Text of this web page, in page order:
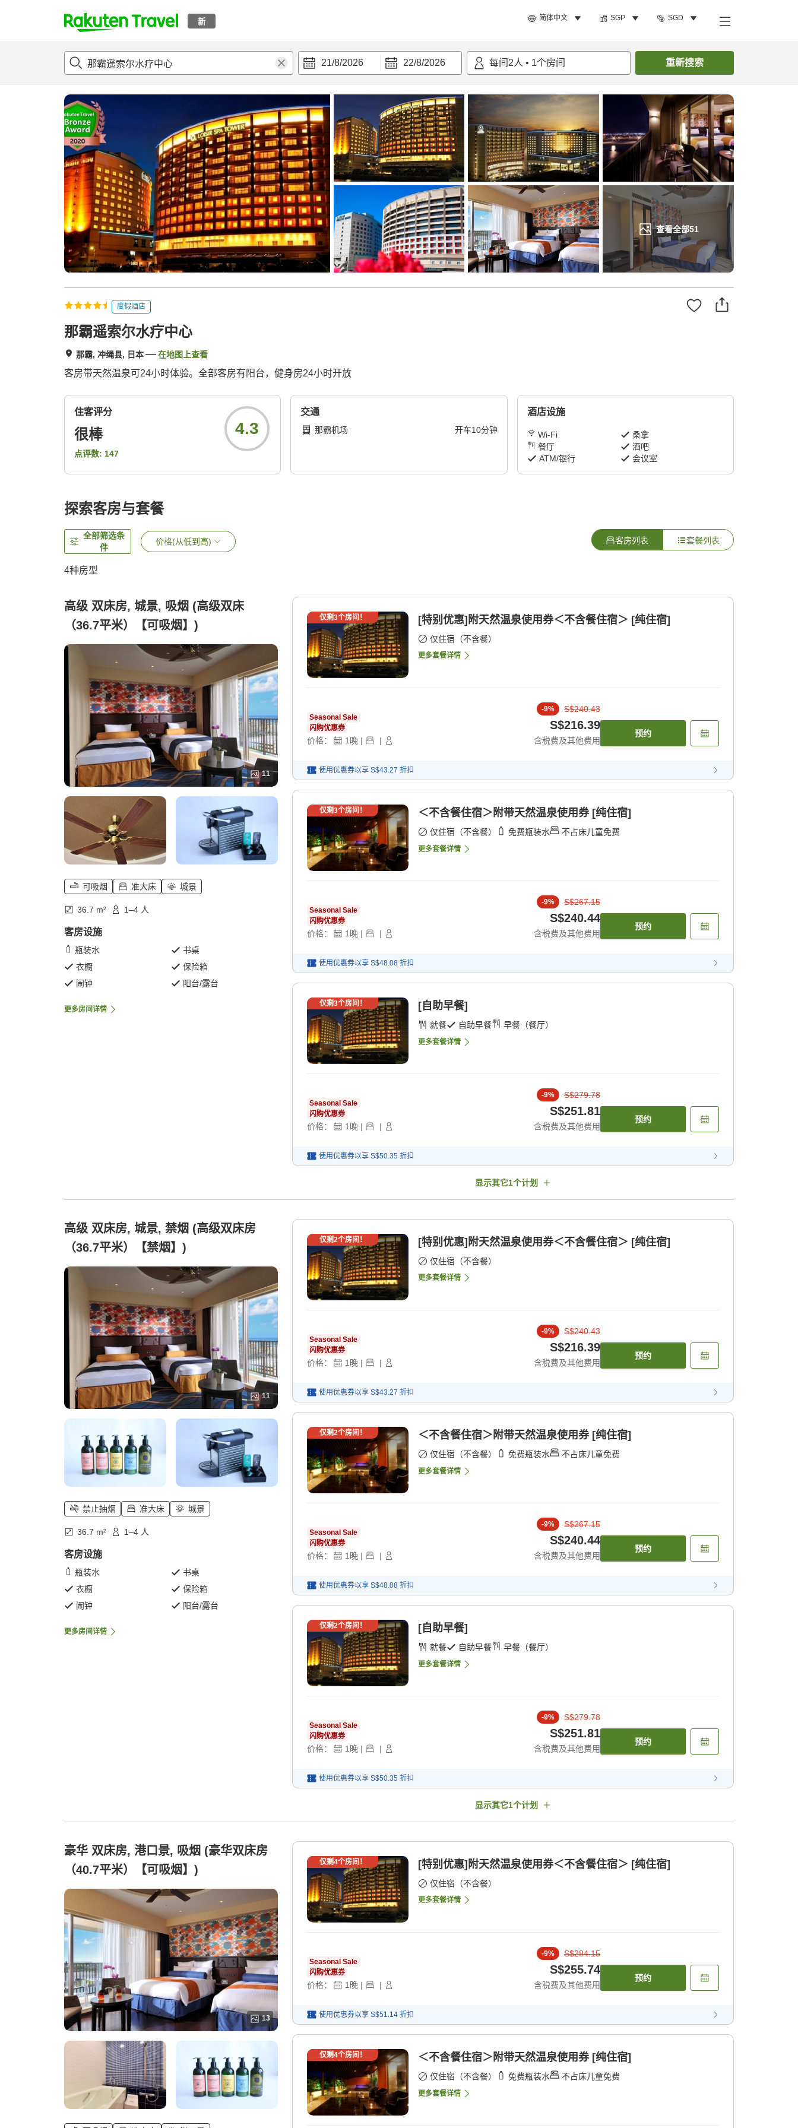
新 简体中文 SGP SGD
t
p
a
g
e
_
s
e
a
c
h
21/8/2026 22/8/2026 每间 2人 • 1个房间 重新搜索
查看全部51
概况 客房及住宿套餐评论亮点 搜索客房
度假酒店
那霸遥索尔水疗中心
那霸, 冲绳县, 日本 在地图上查看
客房带天然温泉可24小时体验。全部客房有阳台，健身房24小时开放
住客评分
很棒
点评数: 147
4.3
交通
那霸机场 开车10分钟
酒店设施
Wi-Fi
桑拿
餐厅
酒吧
ATM/银行
会议室
探索客房与套餐
全部筛选条
件
价格(从低到高) 客房列表 套餐列表
4种房型
高级 双床房, 城景, 吸烟 (高级双床
（36.7平米）【可吸烟】)
11
可吸烟 准大床 城景
36.7 m² 1–4 人
客房设施
瓶装水
书桌
衣橱
保险箱
闹钟
阳台/露台
更多房间详情
仅剩3个房间！ [特别优惠]附天然温泉使用券＜不含餐住宿＞ [纯住宿]
仅住宿（不含餐）
更多套餐详情
Seasonal Sale
闪购优惠券
价格： 1晚 | |
-9% S$240.43
S$216.39
含税费及其他费用
预约
使用优惠券以享 S$43.27 折扣
仅剩3个房间！ ＜不含餐住宿＞附带天然温泉使用券 [纯住宿]
仅住宿（不含餐） 免费瓶装水 不占床儿童免费
更多套餐详情
Seasonal Sale
闪购优惠券
价格： 1晚 | |
-9% S$267.15
S$240.44
含税费及其他费用
预约
使用优惠券以享 S$48.08 折扣
仅剩3个房间！ [自助早餐]
就餐 自助早餐 早餐（餐厅）
更多套餐详情
Seasonal Sale
闪购优惠券
价格： 1晚 | |
-9% S$279.78
S$251.81
含税费及其他费用
预约
使用优惠券以享 S$50.35 折扣
显示其它1个计划
高级 双床房, 城景, 禁烟 (高级双床房
（36.7平米）【禁烟】)
11
禁止抽烟 准大床 城景
36.7 m² 1–4 人
客房设施
瓶装水
书桌
衣橱
保险箱
闹钟
阳台/露台
更多房间详情
仅剩2个房间！ [特别优惠]附天然温泉使用券＜不含餐住宿＞ [纯住宿]
仅住宿（不含餐）
更多套餐详情
Seasonal Sale
闪购优惠券
价格： 1晚 | |
-9% S$240.43
S$216.39
含税费及其他费用
预约
使用优惠券以享 S$43.27 折扣
仅剩2个房间！ ＜不含餐住宿＞附带天然温泉使用券 [纯住宿]
仅住宿（不含餐） 免费瓶装水 不占床儿童免费
更多套餐详情
Seasonal Sale
闪购优惠券
价格： 1晚 | |
-9% S$267.15
S$240.44
含税费及其他费用
预约
使用优惠券以享 S$48.08 折扣
仅剩2个房间！ [自助早餐]
就餐 自助早餐 早餐（餐厅）
更多套餐详情
Seasonal Sale
闪购优惠券
价格： 1晚 | |
-9% S$279.78
S$251.81
含税费及其他费用
预约
使用优惠券以享 S$50.35 折扣
显示其它1个计划
豪华 双床房, 港口景, 吸烟 (豪华双床房
（40.7平米）【可吸烟】)
13
仅剩4个房间！ [特别优惠]附天然温泉使用券＜不含餐住宿＞ [纯住宿]
仅住宿（不含餐）
更多套餐详情
Seasonal Sale
闪购优惠券
价格： 1晚 | |
-9% S$284.15
S$255.74
含税费及其他费用
预约
使用优惠券以享 S$51.14 折扣
仅剩4个房间！ ＜不含餐住宿＞附带天然温泉使用券 [纯住宿]
仅住宿（不含餐） 免费瓶装水 不占床儿童免费
更多套餐详情